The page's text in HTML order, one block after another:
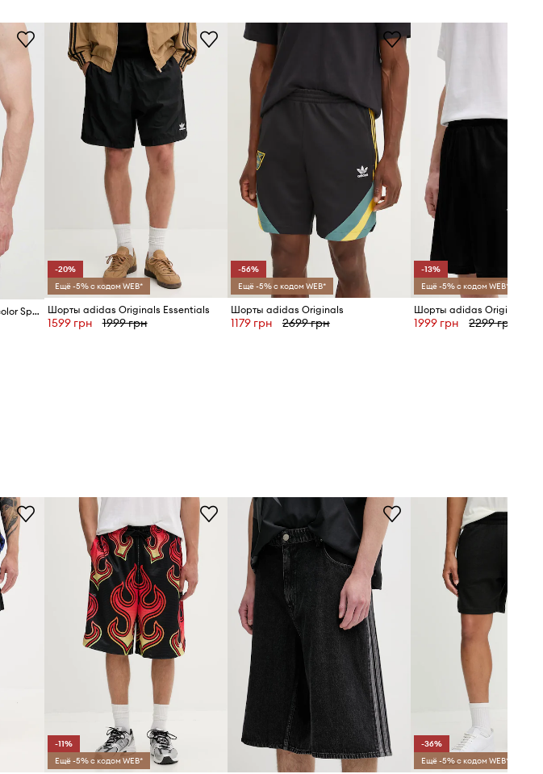
ID Товара
Мы рекомендуем выбирать тот
размер, который Вы обычно носите.
Размерная сетка
Шорты adidas Originals Adicolor Sprinter
-20%
Ещё -5% с кодом WEB*
Шорты adidas Originals Essentials
1599 грн 1999 грн
-56%
Ещё -5% с кодом WEB*
Шорты adidas Originals
1179 грн 2699 грн
-13%
Ещё -5% с кодом WEB*
Шорты adidas Originals
1999 грн 2299 грн
-11%
Ещё -5% с кодом WEB*
-36%
Ещё -5% с кодом WEB*